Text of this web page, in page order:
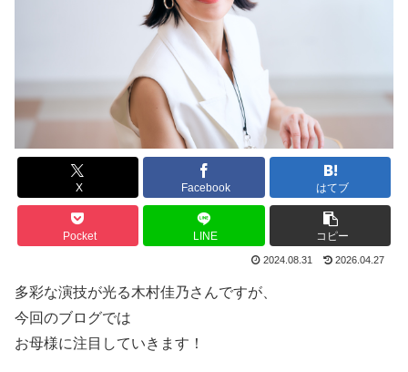
X Facebook はてブ
Pocket LINE コピー
2024.08.31 2026.04.27
多彩な演技が光る木村佳乃さんですが、
今回のブログでは
お母様に注目していきます！